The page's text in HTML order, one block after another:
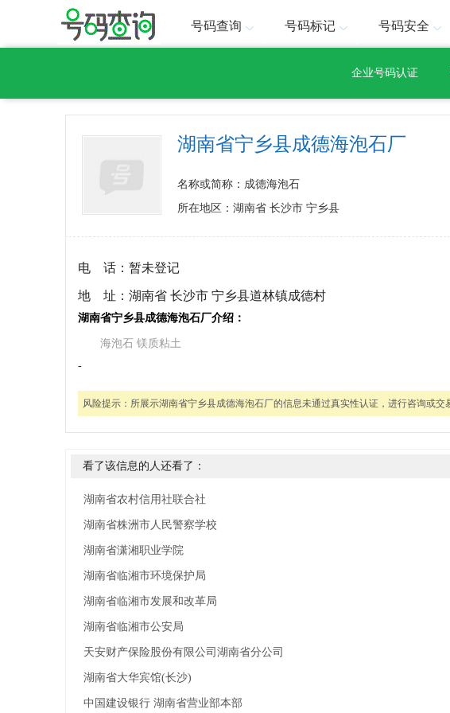
号码查询 号码标记 号码安全
企业号码认证
湖南省宁乡县成德海泡石厂
名称或简称：成德海泡石
所在地区：湖南省 长沙市 宁乡县
电 话： 暂未登记
地 址： 湖南省 长沙市 宁乡县道林镇成德村
湖南省宁乡县成德海泡石厂介绍：
海泡石 镁质粘土
-
风险提示： 所展示湖南省宁乡县成德海泡石厂的信息未通过真实性认证，进行咨询或交
看了该信息的人还看了：
湖南省农村信用社联合社
湖南省株洲市人民警察学校
湖南省潇湘职业学院
湖南省临湘市环境保护局
湖南省临湘市发展和改革局
湖南省临湘市公安局
天安财产保险股份有限公司湖南省分公司
湖南省大华宾馆(长沙)
中国建设银行 湖南省营业部本部